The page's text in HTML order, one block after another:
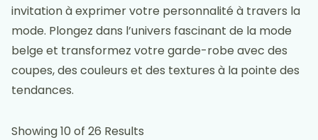
invitation à exprimer votre personnalité à travers la
mode. Plongez dans l’univers fascinant de la mode
belge et transformez votre garde-robe avec des
coupes, des couleurs et des textures à la pointe des
tendances.
Showing 10 of 26 Results